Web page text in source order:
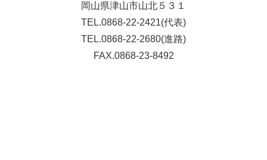
岡山県津山市山北５３１
TEL.0868-22-2421(代表)
TEL.0868-22-2680(進路)
FAX.0868-23-8492